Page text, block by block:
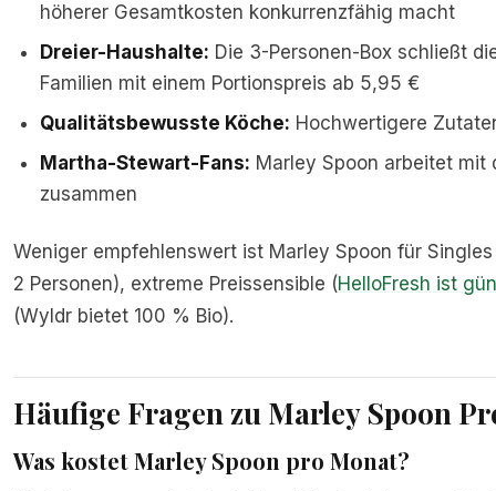
höherer Gesamtkosten konkurrenzfähig macht
Dreier-Haushalte: Die 3-Personen-Box schließt
Familien mit einem Portionspreis ab 5,95 €
Qualitätsbewusste Köche: Hochwertigere
Martha-Stewart-Fans: Marley Spoon arbeitet mit
zusammen
Weniger empfehlenswert ist Marley Spoon für
2 Personen), extreme Preissensible (HelloFresh ist
(Wyldr bietet 100 % Bio).
Häufige Fragen zu Marley Spoon
Was kostet Marley Spoon pro Monat?